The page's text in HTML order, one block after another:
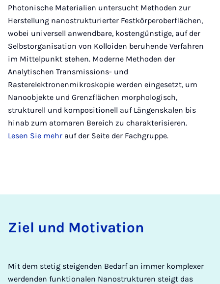
Photonische Materialien untersucht Methoden zur
Herstellung nanostrukturierter Festkörperoberflächen,
wobei universell anwendbare, kostengünstige, auf der
Selbstorganisation von Kolloiden beruhende Verfahren
im Mittelpunkt stehen. Moderne Methoden der
Analytischen Transmissions- und
Rasterelektronenmikroskopie werden eingesetzt, um
Nanoobjekte und Grenzflächen morphologisch,
strukturell und kompositionell auf Längenskalen bis
hinab zum atomaren Bereich zu charakterisieren.
Lesen Sie mehr auf der Seite der Fachgruppe.
Ziel und Mo­ti­va­ti­on
Mit dem stetig steigenden Bedarf an immer komplexer
werdenden funktionalen Nanostrukturen steigt das